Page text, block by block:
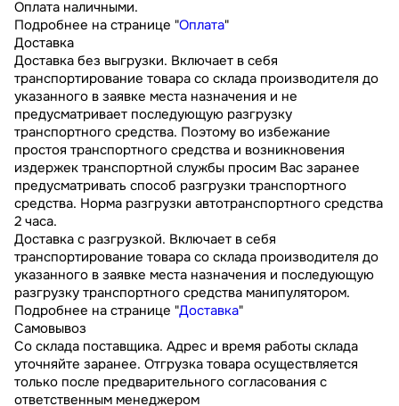
Оплата наличными.
Подробнее на странице "Оплата"
Доставка
Доставка без выгрузки. Включает в себя
транспортирование товара со склада производителя до
указанного в заявке места назначения и не
предусматривает последующую разгрузку
транспортного средства. Поэтому во избежание
простоя транспортного средства и возникновения
издержек транспортной службы просим Вас заранее
предусматривать способ разгрузки транспортного
средства. Норма разгрузки автотранспортного средства
2 часа.
Доставка с разгрузкой. Включает в себя
транспортирование товара со склада производителя до
указанного в заявке места назначения и последующую
разгрузку транспортного средства манипулятором.
Подробнее на странице "Доставка"
Самовывоз
Со склада поставщика. Адрес и время работы склада
уточняйте заранее. Отгрузка товара осуществляется
только после предварительного согласования с
ответственным менеджером